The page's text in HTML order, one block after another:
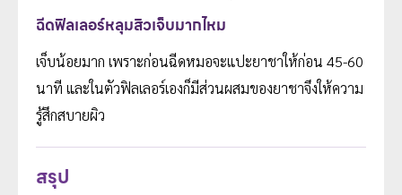
ฉีดฟิลเลอร์หลุมสิวเจ็บมากไหม
เจ็บน้อยมาก เพราะก่อนฉีดหมอจะแปะยาชาให้ก่อน 45-60
นาที และในตัวฟิลเลอร์เองก็มีส่วนผสมของยาชาจึงให้ความ
รู้สึกสบายผิว
สรุป